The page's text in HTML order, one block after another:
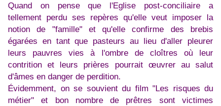
Quand on pense que l'Eglise post-conciliaire a
tellement perdu ses repères qu'elle veut imposer la
notion de "famille" et qu'elle confirme des brebis
égarées en tant que pasteurs au lieu d'aller pleurer
leurs pauvres vies à l'ombre de cloîtres où leur
contrition et leurs prières pourrait œuvrer au salut
d'âmes en danger de perdition.
Évidemment, on se souvient du film "Les risques du
métier" et bon nombre de prêtres sont victimes